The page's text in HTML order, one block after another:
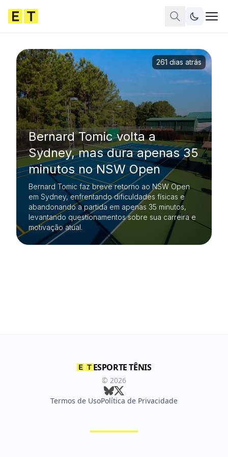
Bernard Tomic volta a
Sydney, mas dura apenas 35
minutos no NSW Open
Bernard Tomic faz breve retorno ao NSW Open
em Sydney, enfrentando dificuldades físicas e
abandonando a partida em apenas 35 minutos,
levantando questionamentos sobre sua carreira e
motivação atual.
261 dias atrás
ESPORTE TÊNIS
© 2026
Termos de UsoPolítica de Privacidade